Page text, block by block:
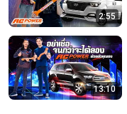
2:55
13:10